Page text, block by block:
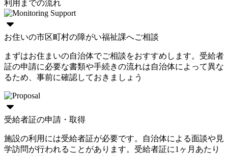
利用までの流れ
お住いの市区町村の障がい福祉課へご相談
まずはお住まいの自治体でご相談をおすすめします。受給者
証の申請に必要な書類や手続きの流れは自治体によって異な
るため、事前に確認しておきましょう
受給者証の申請・取得
施設の利用には受給者証が必要です。自治体による面談や見
学訪問が行われることがあります。受給者証に1ヶ月あたり